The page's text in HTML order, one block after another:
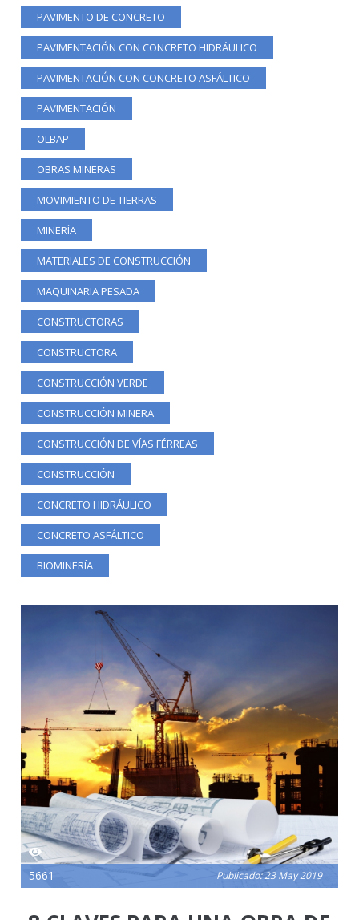
PAVIMENTO DE CONCRETO
PAVIMENTACIÓN CON CONCRETO HIDRÁULICO
PAVIMENTACIÓN CON CONCRETO ASFÁLTICO
PAVIMENTACIÓN
OLBAP
OBRAS MINERAS
MOVIMIENTO DE TIERRAS
MINERÍA
MATERIALES DE CONSTRUCCIÓN
MAQUINARIA PESADA
CONSTRUCTORAS
CONSTRUCTORA
CONSTRUCCIÓN VERDE
CONSTRUCCIÓN MINERA
CONSTRUCCIÓN DE VÍAS FÉRREAS
CONSTRUCCIÓN
CONCRETO HIDRÁULICO
CONCRETO ASFÁLTICO
BIOMINERÍA
5661 Publicado: 23 May 2019